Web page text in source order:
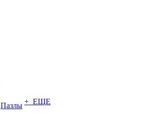
Пазлы + ЕЩЕ